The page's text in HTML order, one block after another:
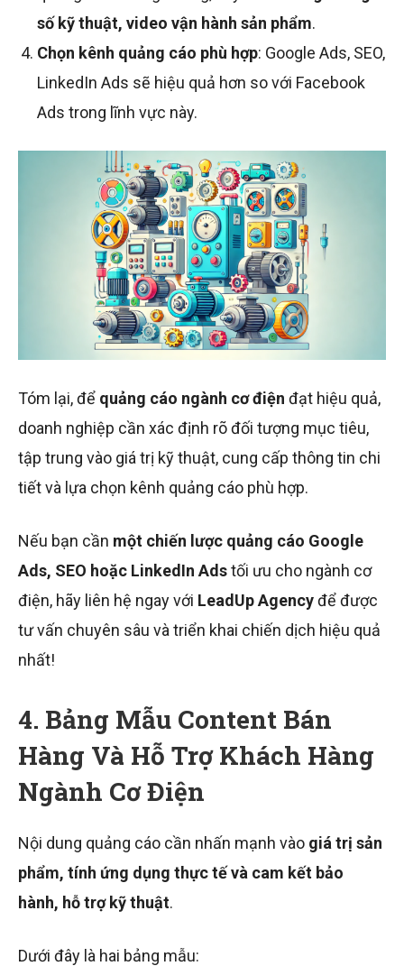
số kỹ thuật, video vận hành sản phẩm.
Chọn kênh quảng cáo phù hợp: Google Ads, SEO,
LinkedIn Ads sẽ hiệu quả hơn so với Facebook
Ads trong lĩnh vực này.
Tóm lại, để quảng cáo ngành cơ điện đạt hiệu quả,
doanh nghiệp cần xác định rõ đối tượng mục tiêu,
tập trung vào giá trị kỹ thuật, cung cấp thông tin chi
tiết và lựa chọn kênh quảng cáo phù hợp.
Nếu bạn cần một chiến lược quảng cáo Google
Ads, SEO hoặc LinkedIn Adstối ưu cho ngành cơ
điện, hãy liên hệ ngay với LeadUp Agencyđể được
tư vấn chuyên sâu và triển khai chiến dịch hiệu quả
nhất!
4. Bảng Mẫu Content Bán
Hàng Và Hỗ Trợ Khách Hàng
Ngành Cơ Điện
Nội dung quảng cáo cần nhấn mạnh vào giá trị sản
phẩm, tính ứng dụng thực tế và cam kết bảo
hành, hỗ trợ kỹ thuật.
Dưới đây là hai bảng mẫu: